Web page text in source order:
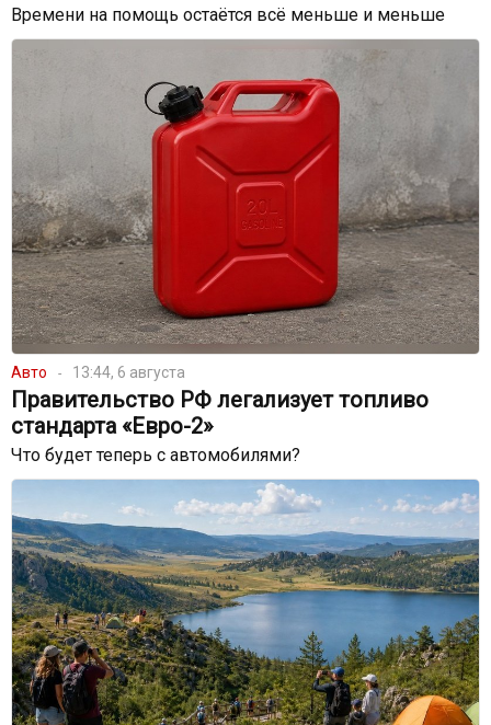
Времени на помощь остаётся всё меньше и меньше
Авто 13:44, 6 августа
Правительство РФ легализует топливо
стандарта «Евро-2»
Что будет теперь с автомобилями?